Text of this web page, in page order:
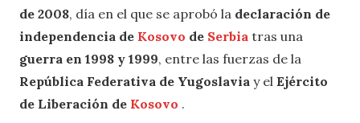
de 2008, día en el que se aprobó la declaración de
independencia de Kosovo de Serbia tras una
guerra en 1998 y 1999, entre las fuerzas de la
República Federativa de Yugoslavia y el Ejército
de Liberación de Kosovo .